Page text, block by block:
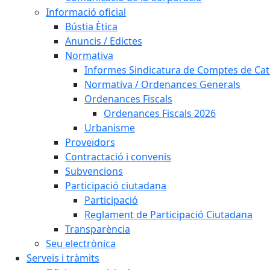
Informació oficial
Bústia Ètica
Anuncis / Edictes
Normativa
Informes Sindicatura de Comptes de
Normativa / Ordenances Generals
Ordenances Fiscals
Ordenances Fiscals 2026
Urbanisme
Proveïdors
Contractació i convenis
Subvencions
Participació ciutadana
Participació
Reglament de Participació Ciutadana
Transparència
Seu electrònica
Serveis i tràmits